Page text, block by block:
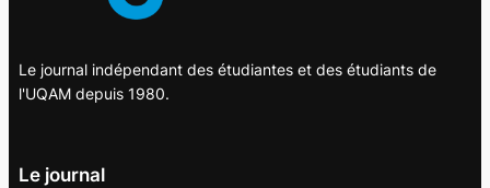
Le journal indépendant des étudiantes et des étudiants de
l'UQAM depuis 1980.
Le journal